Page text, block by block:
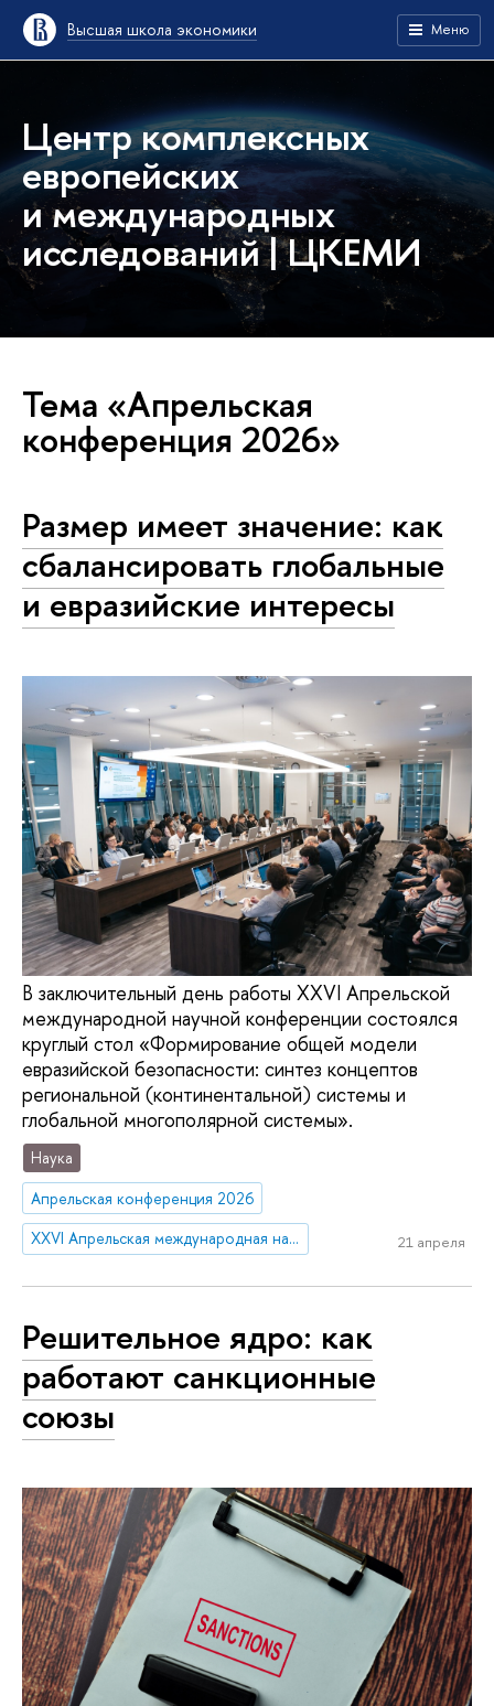
Высшая школа экономики Меню
Центр комплексных
европейских
и международных
исследований | ЦКЕМИ
Тема «Апрельская
конференция 2026»
Размер имеет значение: как
сбалансировать глобальные
и евразийские интересы
В заключительный день работы ХХVI Апрельской
международной научной конференции состоялся
круглый стол «Формирование общей модели
евразийской безопасности: синтез концептов
региональной (континентальной) системы и
глобальной многополярной системы».
Наука
Апрельская конференция 2026
XXVI Апрельская международная научная конференция имени Е.Г. Ясина
21 апреля
Решительное ядро: как
работают санкционные
союзы